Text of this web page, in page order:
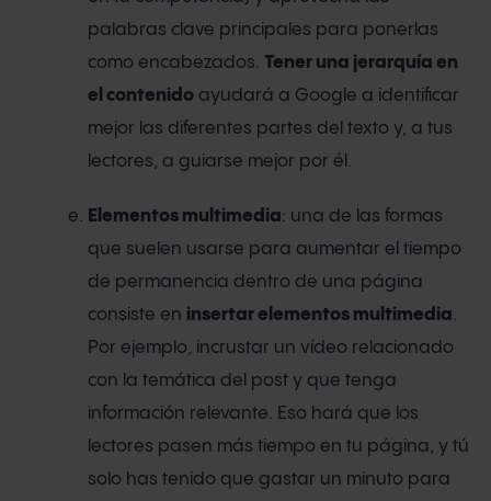
palabras clave principales para ponerlas
como encabezados. Tener una jerarquía en
el contenido ayudará a Google a identificar
mejor las diferentes partes del texto y, a tus
lectores, a guiarse mejor por él.
Elementos multimedia: una de las formas
que suelen usarse para aumentar el tiempo
de permanencia dentro de una página
consiste en insertar elementos multimedia.
Por ejemplo, incrustar un vídeo relacionado
con la temática del post y que tenga
información relevante. Eso hará que los
lectores pasen más tiempo en tu página, y tú
solo has tenido que gastar un minuto para